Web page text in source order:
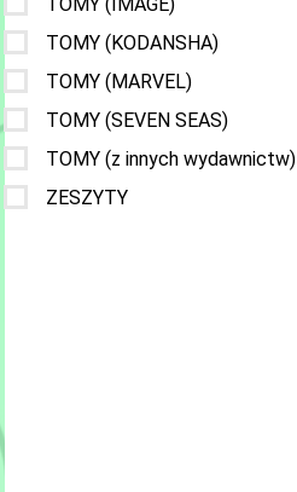
TOMY (KODANSHA)
TOMY (MARVEL)
TOMY (SEVEN SEAS)
TOMY (z innych wydawnictw)
ZESZYTY